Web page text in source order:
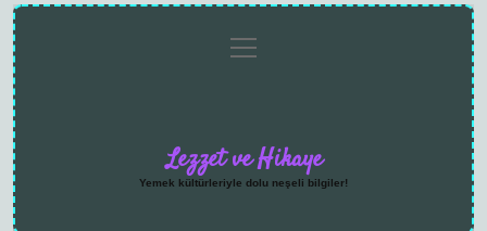
menüyü
aç
Lezzet ve Hikaye
Yemek kültürleriyle dolu neşeli bilgiler!